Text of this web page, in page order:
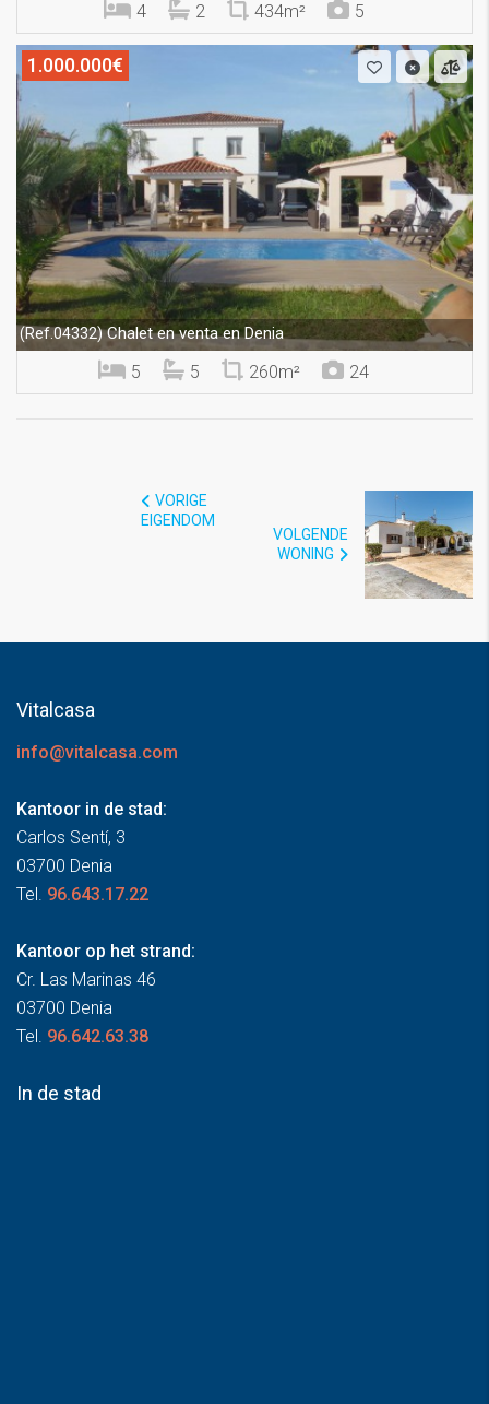
4 2 434m² 5
1.000.000€
(Ref.04332)Chalet en venta en Denia
5 5 260m² 24
VORIGE
EIGENDOM
VOLGENDE
WONING
Vitalcasa
info@vitalcasa.com
Kantoor in de stad:
Carlos Sentí, 3
03700 Denia
Tel. 96.643.17.22
Kantoor op het strand:
Cr. Las Marinas 46
03700 Denia
Tel. 96.642.63.38
In de stad